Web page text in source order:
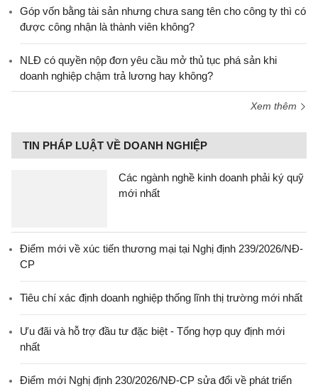
Góp vốn bằng tài sản nhưng chưa sang tên cho công ty thì có
được công nhận là thành viên không?
NLĐ có quyền nộp đơn yêu cầu mở thủ tục phá sản khi
doanh nghiệp chậm trả lương hay không?
Xem thêm
TIN PHÁP LUẬT VỀ DOANH NGHIỆP
Các ngành nghề kinh doanh phải ký quỹ
mới nhất
Điểm mới về xúc tiến thương mại tại Nghị định 239/2026/NĐ-
CP
Tiêu chí xác định doanh nghiệp thống lĩnh thị trường mới nhất
Ưu đãi và hỗ trợ đầu tư đặc biệt - Tổng hợp quy định mới
nhất
Điểm mới Nghị định 230/2026/NĐ-CP sửa đổi về phát triển